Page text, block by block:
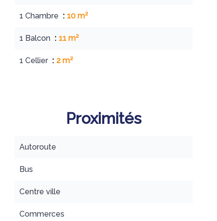
1 Chambre 10 m²
1 Balcon 11 m²
1 Cellier 2 m²
Proximités
Autoroute
Bus
Centre ville
Commerces